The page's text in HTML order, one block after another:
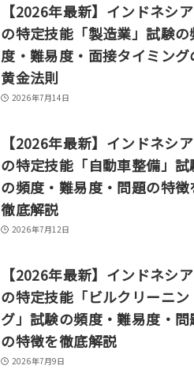
【2026年最新】インドネシ
の特定技能「製造業」試験の
度・難易度・面接タイミング
黄金法則
2026年7月14日
【2026年最新】インドネシ
の特定技能「自動車整備」試
の頻度・難易度・問題の特徴
徹底解説
2026年7月12日
【2026年最新】インドネシ
の特定技能「ビルクリーニン
グ」試験の頻度・難易度・問
の特徴を徹底解説
2026年7月9日